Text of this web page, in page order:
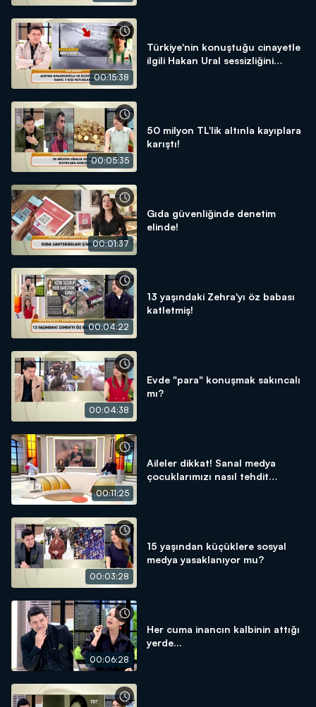
00:15:38
Türkiye'nin konuştuğu cinayetle
ilgili Hakan Ural sessizliğini
00:05:35
50 milyon TL'lik altınla kayıplara
karıştı!
00:01:37
Gıda güvenliğinde denetim
elinde!
00:04:22
13 yaşındaki Zehra'yı öz babası
katletmiş!
00:04:38
Evde "para" konuşmak sakıncalı
mı?
00:11:25
Aileler dikkat! Sanal medya
çocuklarımızı nasıl tehdit
00:03:28
15 yaşından küçüklere sosyal
medya yasaklanıyor mu?
00:06:28
Her cuma inancın kalbinin attığı
yerde...